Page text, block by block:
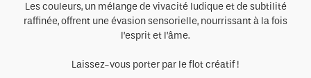
Les couleurs, un mélange de vivacité ludique et de subtilité
raffinée, offrent une évasion sensorielle, nourrissant à la fois
l’esprit et l’âme.
Laissez-vous porter par le flot créatif !